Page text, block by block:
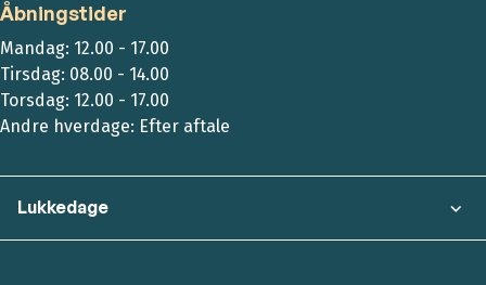
Åbningstider
Mandag: 12.00 - 17.00
Tirsdag: 08.00 - 14.00
Torsdag: 12.00 - 17.00
Andre hverdage: Efter aftale
Lukkedage